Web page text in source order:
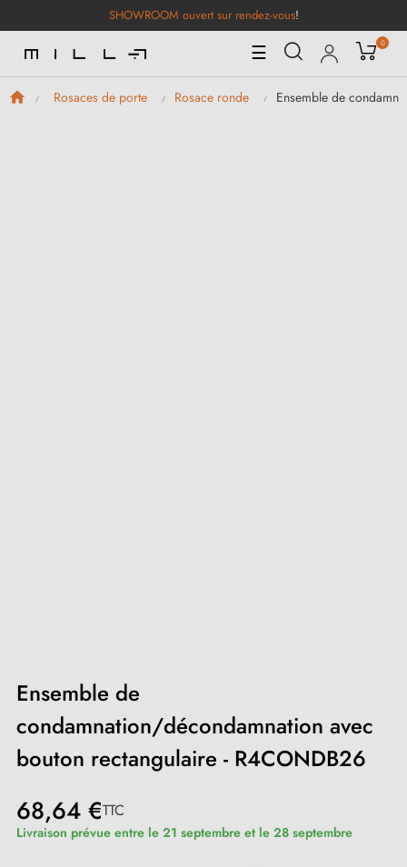
SHOWROOM ouvert sur rendez-vous!
Basculer
la
navigation
☰ 0
Rosaces de porte Rosace ronde Ensemble de
Ensemble de
condamnation/décondamnation avec
bouton rectangulaire - R4CONDB26
68,64 €TTC
Livraison prévue entre le 21 septembre et le 28 septembre